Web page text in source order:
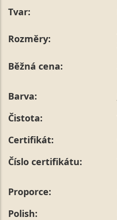
Tvar:
Rozměry:
Běžná cena:
Barva:
Čistota:
Certifikát:
Číslo certifikátu:
Proporce:
Polish: